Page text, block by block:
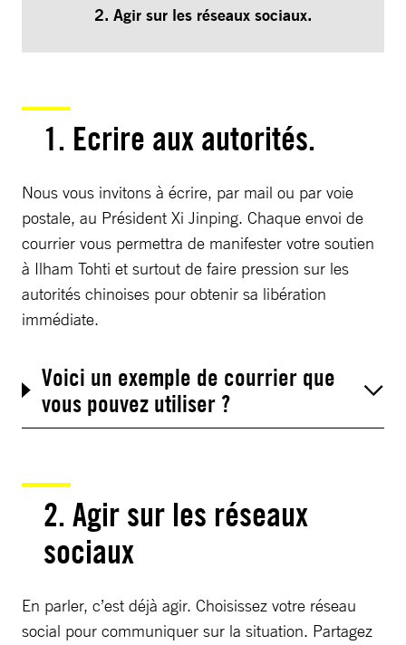
2. Agir sur les réseaux sociaux.
1. Ecrire aux autorités.
Nous vous invitons à écrire, par mail ou par voie
postale, au Président Xi Jinping. Chaque envoi de
courrier vous permettra de manifester votre soutien
à Ilham Tohti et surtout de faire pression sur les
autorités chinoises pour obtenir sa libération
immédiate.
Voici un exemple de courrier que
vous pouvez utiliser ?
2. Agir sur les réseaux
sociaux
En parler, c’est déjà agir. Choisissez votre réseau
social pour communiquer sur la situation. Partagez